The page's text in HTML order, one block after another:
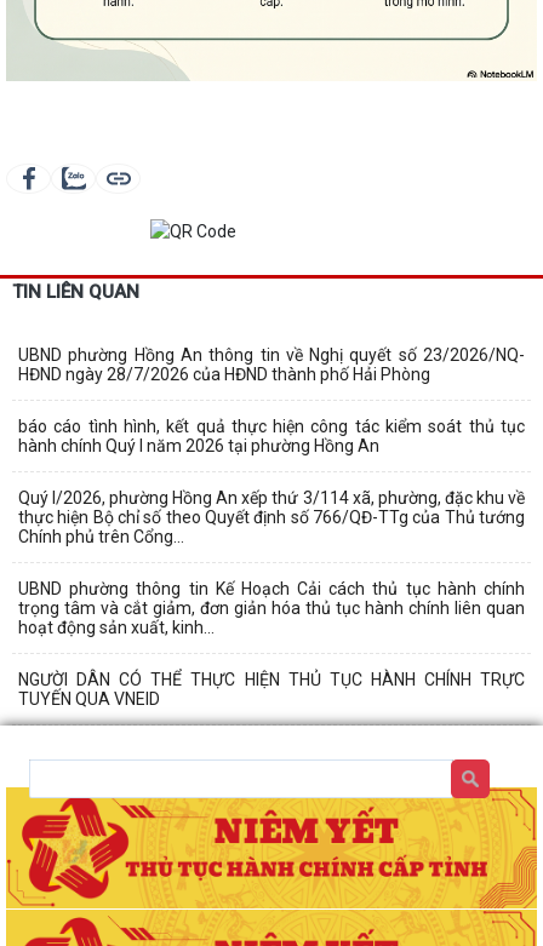
TIN LIÊN QUAN
UBND phường Hồng An thông tin về Nghị quyết số 23/2026/NQ-
HĐND ngày 28/7/2026 của HĐND thành phố Hải Phòng
báo cáo tình hình, kết quả thực hiện công tác kiểm soát thủ tục
hành chính Quý I năm 2026 tại phường Hồng An
Quý I/2026, phường Hồng An xếp thứ 3/114 xã, phường, đặc khu về
thực hiện Bộ chỉ số theo Quyết định số 766/QĐ-TTg của Thủ tướng
Chính phủ trên Cổng...
UBND phường thông tin Kế Hoạch Cải cách thủ tục hành chính
trọng tâm và cắt giảm, đơn giản hóa thủ tục hành chính liên quan
hoạt động sản xuất, kinh...
NGƯỜI DÂN CÓ THỂ THỰC HIỆN THỦ TỤC HÀNH CHÍNH TRỰC
TUYẾN QUA VNEID